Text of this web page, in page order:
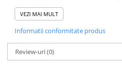
VEZI MAI MULT
Informatii conformitate produs
Review-uri(0)